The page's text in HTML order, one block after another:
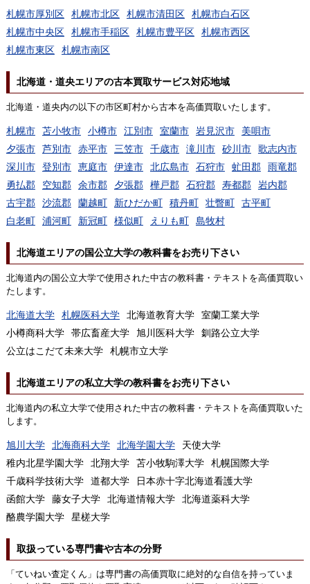
札幌市厚別区 札幌市北区 札幌市清田区
札幌市白石区
札幌市中央区
札幌市手稲区 札幌市豊平区
札幌市西区
札幌市東区
札幌市南区
北海道・道央エリアの古本買取サービス対応地域
北海道・道央内の以下の市区町村から古本を高価買取いたします。
札幌市 苫小牧市 小樽市 江別市 室蘭市 岩見沢市
美唄市
夕張市
芦別市 赤平市 三笠市 千歳市 滝川市 砂川市
歌志内市
深川市
登別市 恵庭市 伊達市 北広島市 石狩市 虻田郡
雨竜郡
勇払郡
空知郡 余市郡 夕張郡 樺戸郡 石狩郡 寿都郡
岩内郡
古宇郡
沙流郡 蘭越町 新ひだか町 積丹町 壮瞥町
古平町
白老町
浦河町 新冠町 様似町 えりも町 島牧村
北海道エリアの国公立大学の教科書をお売り下さい
北海道内の国公立大学で使用された中古の教科書・テキストを高価買取い
たします。
北海道大学 札幌医科大学 北海道教育大学
室蘭工業大学
小樽商科大学
帯広畜産大学 旭川医科大学
釧路公立大学
公立はこだて未来大学
札幌市立大学
北海道エリアの私立大学の教科書をお売り下さい
北海道内の私立大学で使用された中古の教科書・テキストを高価買取いた
します。
旭川大学 北海商科大学 北海学園大学
天使大学
稚内北星学園大学
北翔大学 苫小牧駒澤大学
札幌国際大学
千歳科学技術大学
道都大学
日本赤十字北海道看護大学
函館大学
藤女子大学 北海道情報大学
北海道薬科大学
酪農学園大学
星槎大学
取扱っている専門書や古本の分野
「ていねい査定くん」は専門書の高価買取に絶対的な自信を持っていま